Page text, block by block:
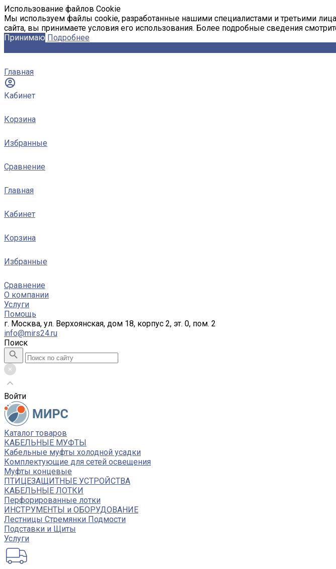
Использование файлов Cookie
Мы используем файлы cookie, разработанные нашими специалистами и третьими
сайта, вы принимаете условия его использования. Более подробные сведения
Принимаю Подробнее
Главная
Кабинет
Корзина
Избранные
Сравнение
Главная
Кабинет
Корзина
Избранные
Сравнение
О компании
Услуги
Помощь
г. Москва, ул. Верхоянская, дом 18, корпус 2, эт. 0, пом. 2
info@mirs24.ru
Поиск
Войти
Каталог товаров
КАБЕЛЬНЫЕ МУФТЫ
Кабельные муфты холодной усадки
Комплектующие для сетей освещения
Муфты концевые
ПТИЦЕЗАЩИТНЫЕ УСТРОЙСТВА
КАБЕЛЬНЫЕ ЛОТКИ
Перфорированные лотки
ИНСТРУМЕНТЫ и ОБОРУДОВАНИЕ
Лестницы Стремянки Подмости
Подставки и Щиты
Услуги